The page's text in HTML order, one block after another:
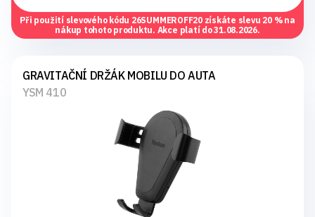
Při použití slevového kódu 26SUMMEROFF20 získáte slevu 20 % na
nákup tohoto produktu. Akce platí do 31.08.2026.
GRAVITAČNÍ DRŽÁK MOBILU DO AUTA
YSM 410